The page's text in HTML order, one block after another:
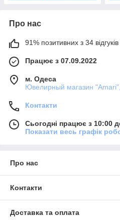
Про нас
91% позитивних з 34 відгуків
Працює з 07.09.2022
м. Одеса
Ювелирный магазин
Контакти
Сьогодні працює з 10:00
Показати весь графік
Про нас
Контакти
Доставка та оплата